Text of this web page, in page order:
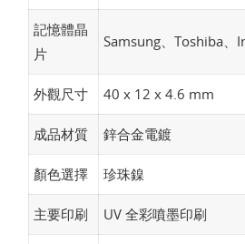
記憶體晶
片
Samsung、Toshiba、
外觀尺寸 40 x 12 x 4.6 mm
成品材質 鋅合金電鍍
顏色選擇 珍珠鎳
主要印刷 UV 全彩噴墨印刷